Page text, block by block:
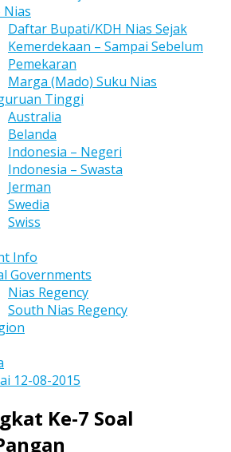
Daftar Bupati/KDH Nias Sejak
Kemerdekaan – Sampai Sebelum
Pemekaran
Marga (Mado) Suku Nias
Tinggi
Australia
Belanda
Indonesia – Negeri
Indonesia – Swasta
Jerman
Swedia
Swiss
Info
Governments
Nias Regency
South Nias Regency
12-08-2015
Ke-7 Soal